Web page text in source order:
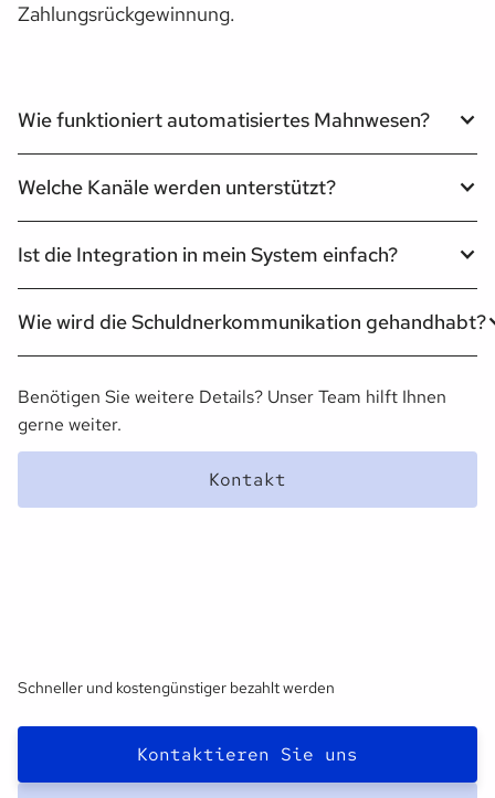
Zahlungsrückgewinnung.
Wie funktioniert automatisiertes Mahnwesen?
Welche Kanäle werden unterstützt?
Ist die Integration in mein System einfach?
Wie wird die Schuldnerkommunikation gehandhabt?
Benötigen Sie weitere Details? Unser Team hilft Ihnen
gerne weiter.
Kontakt
Schneller und kostengünstiger bezahlt werden
Kontaktieren Sie uns